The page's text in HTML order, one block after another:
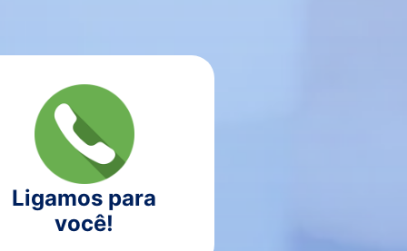
Ligamos para
você!